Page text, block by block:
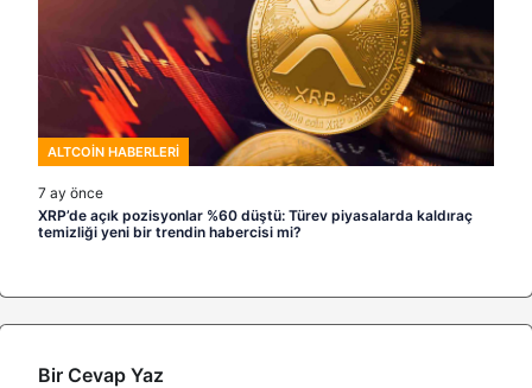
ALTCOIN HABERLERI
7 ay önce
XRP’de açık pozisyonlar %60 düştü: Türev piyasalarda kaldıraç
temizliği yeni bir trendin habercisi mi?
Bir Cevap Yaz